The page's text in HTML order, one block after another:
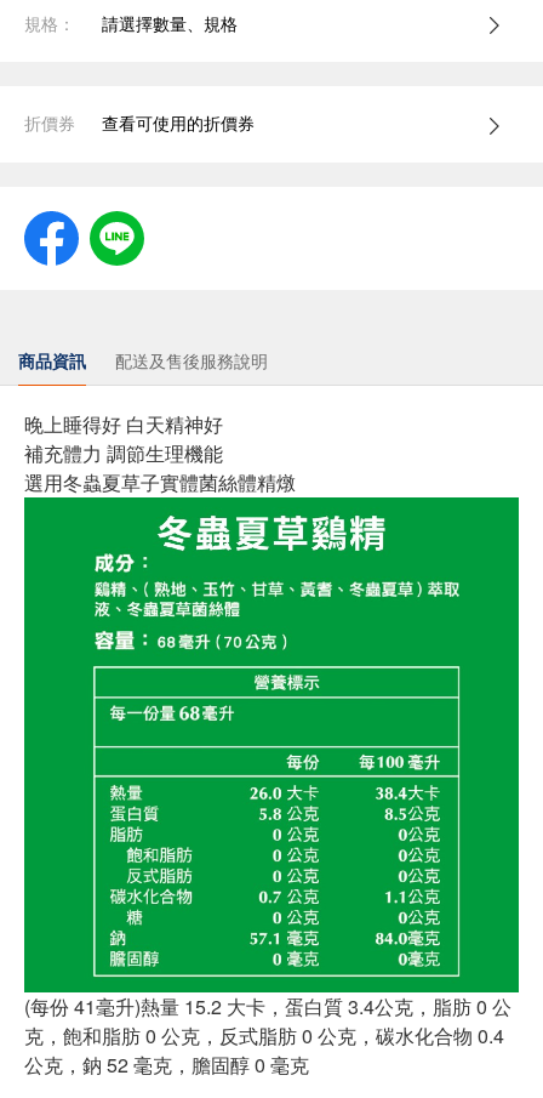
規格： 請選擇數量、規格
折價券 查看可使用的折價券
商品資訊 配送及售後服務說明
晚上睡得好 白天精神好
補充體力 調節生理機能
選用冬蟲夏草子實體菌絲體精燉
(每份 41毫升)熱量 15.2 大卡，蛋白質 3.4公克，脂肪 0 公
克，飽和脂肪 0 公克，反式脂肪 0 公克，碳水化合物 0.4
公克，鈉 52 毫克，膽固醇 0 毫克